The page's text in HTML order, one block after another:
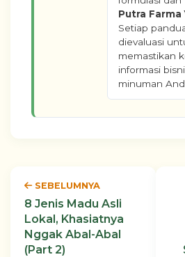
Putra
Setiap
dievaluasi
memastikan
informasi
minuman
SEBELUMNYA
8 Jenis Madu Asli
Lokal, Khasiatnya
Nggak Abal-Abal
(Part 2)